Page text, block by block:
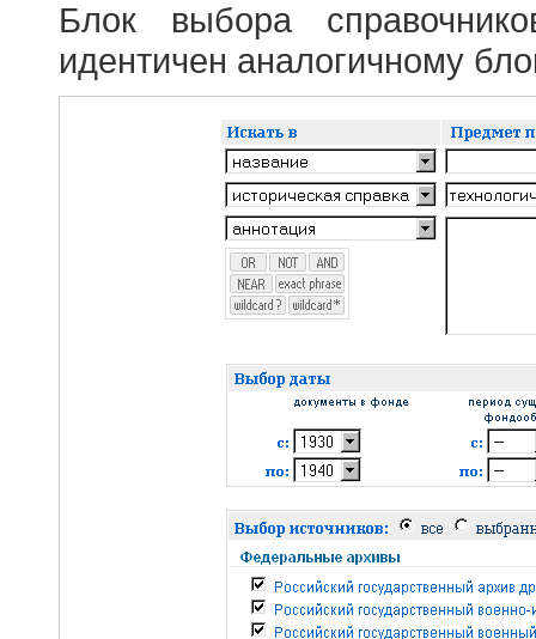
Блок выбора
идентичен аналогичному